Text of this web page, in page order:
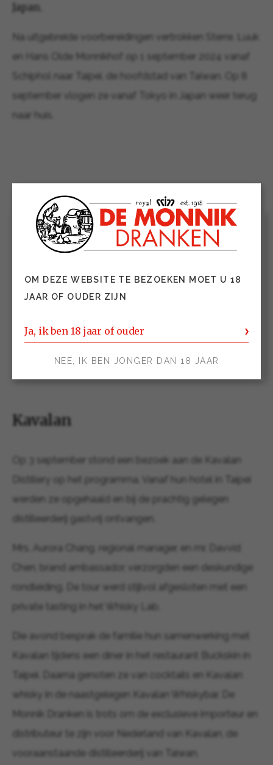
Japan.
Na uitgebreide voorbereidingen vertrokken Sterre, Luuk
en Hans Olde Monnikhof op 1 september 2024 vanaf
Schiphol naar Taipei, de hoofdstad van Taiwan. Op 8
september vlogen ze vanaf Tokyo in Japan weer terug
naar huis.
Kavalan
Op 3 september stond een bezoek aan de Kavalan
Distillery op het programma. Vanaf hun hotel in Taipei
werden ze opgehaald en bij de prachtig gelegen
distilleerderij gastvrij ontvangen.
Mrs. Aurora Chang, regional manager, en mr. Davvid
Chen, brand ambassador, verzorgden een deskundige
rondleiding. De tour werd stijlvol afgesloten met een
private tasting in het Whisky Lab.
Die avond besprak de familie hun samenwerking met
Kavalan tijdens een diner in het restaurant Buckskin in
Taipei. Daarna genoten ze van cocktails en Kavalan
whisky in de naastgelegen Kavalan Whiskybar. De
Monnik Dranken is trots om de exclusieve importeur en
distributeur te zijn voor Nederland van Kavalan, de
vooraanstaande distilleerderij van Taiwan.
OM DEZE WEBSITE TE BEZOEKEN MOET U 18
JAAR OF OUDER ZIJN
Ja, ik ben 18 jaar of ouder
NEE, IK BEN JONGER DAN 18 JAAR